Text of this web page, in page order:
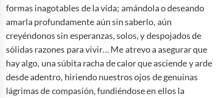
formas inagotables de la vida; amándola o deseando
amarla profundamente aún sin saberlo, aún
creyéndonos sin esperanzas, solos, y despojados de
sólidas razones para vivir… Me atrevo a asegurar que
hay algo, una súbita racha de calor que asciende y arde
desde adentro, hiriendo nuestros ojos de genuinas
lágrimas de compasión, fundiéndose en ellos la